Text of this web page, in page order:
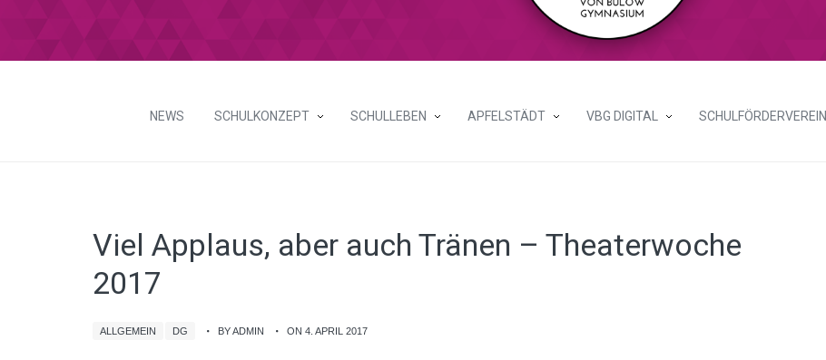
NEWS SCHULKONZEPT SCHULLEBEN APFELSTÄDT VBG DIGITAL SCHULFÖRDERVEREIN
Viel Applaus, aber auch Tränen – Theaterwoche
2017
ALLGEMEIN DG BY ADMIN ON 4. APRIL 2017